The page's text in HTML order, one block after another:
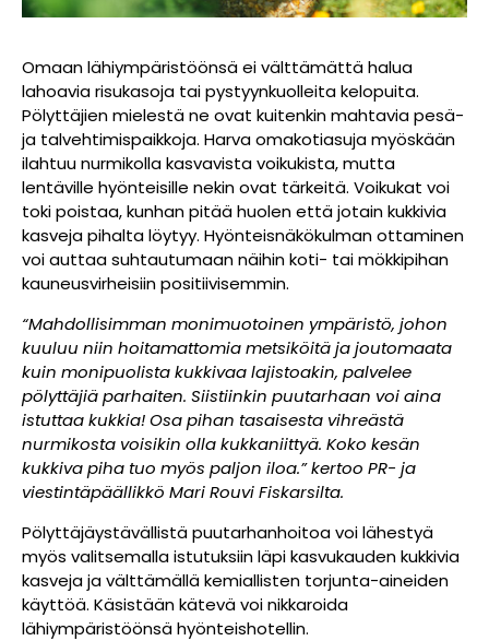
Omaan lähiympäristöönsä ei välttämättä halua
lahoavia risukasoja tai pystyynkuolleita kelopuita.
Pölyttäjien mielestä ne ovat kuitenkin mahtavia pesä-
ja talvehtimispaikkoja. Harva omakotiasuja myöskään
ilahtuu nurmikolla kasvavista voikukista, mutta
lentäville hyönteisille nekin ovat tärkeitä. Voikukat voi
toki poistaa, kunhan pitää huolen että jotain kukkivia
kasveja pihalta löytyy. Hyönteisnäkökulman ottaminen
voi auttaa suhtautumaan näihin koti- tai mökkipihan
kauneusvirheisiin positiivisemmin.
“Mahdollisimman monimuotoinen ympäristö, johon
kuuluu niin hoitamattomia metsiköitä ja joutomaata
kuin monipuolista kukkivaa lajistoakin, palvelee
pölyttäjiä parhaiten. Siistiinkin puutarhaan voi aina
istuttaa kukkia! Osa pihan tasaisesta vihreästä
nurmikosta voisikin olla kukkaniittyä. Koko kesän
kukkiva piha tuo myös paljon iloa.” kertoo PR- ja
viestintäpäällikkö Mari Rouvi Fiskarsilta.
Pölyttäjäystävällistä puutarhanhoitoa voi lähestyä
myös valitsemalla istutuksiin läpi kasvukauden kukkivia
kasveja ja välttämällä kemiallisten torjunta-aineiden
käyttöä. Käsistään kätevä voi nikkaroida
lähiympäristöönsä hyönteishotellin.